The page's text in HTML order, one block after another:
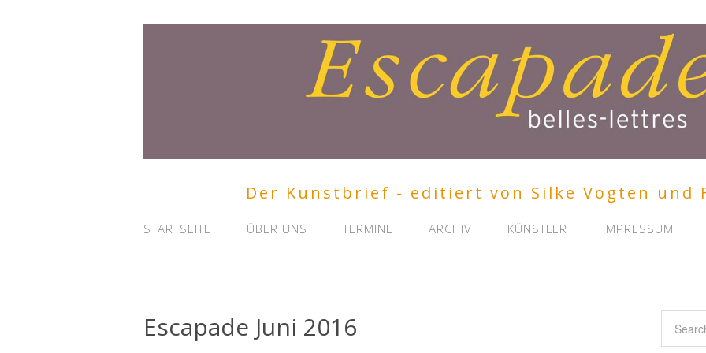
Der Kunstbrief - editiert von Silke Vogten und
STARTSEITE ÜBER UNS TERMINE ARCHIV KÜNSTLER IMPRESSUM
Escapade Juni 2016